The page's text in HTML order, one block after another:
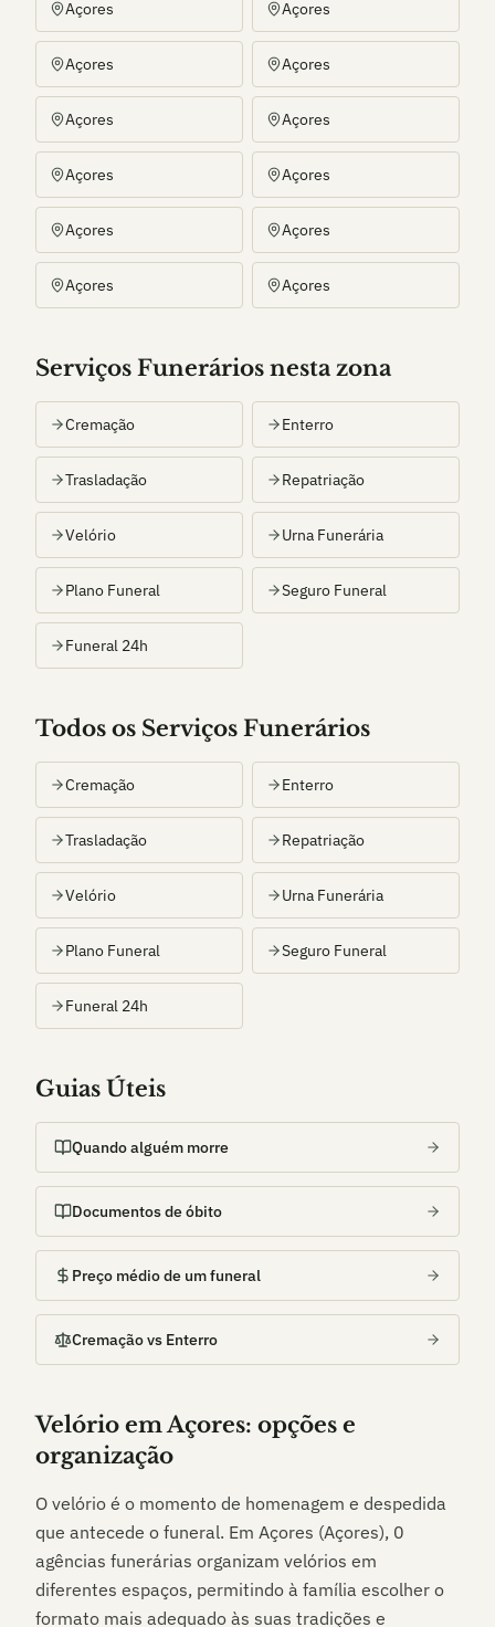
Açores Açores
Açores Açores
Açores Açores
Açores Açores
Açores Açores
Açores Açores
Serviços Funerários nesta zona
Cremação Enterro
Trasladação Repatriação
Velório Urna Funerária
Plano Funeral Seguro Funeral
Funeral 24h
Todos os Serviços Funerários
Cremação Enterro
Trasladação Repatriação
Velório Urna Funerária
Plano Funeral Seguro Funeral
Funeral 24h
Guias Úteis
Quando alguém morre
Documentos de óbito
Preço médio de um funeral
Cremação vs Enterro
Velório emAçores: opções e
organização
O velório é o momento de homenagem e despedida
que antecede o funeral. Em Açores (Açores), 0
agências funerárias organizam velórios em
diferentes espaços, permitindo à família escolher o
formato mais adequado às suas tradições e